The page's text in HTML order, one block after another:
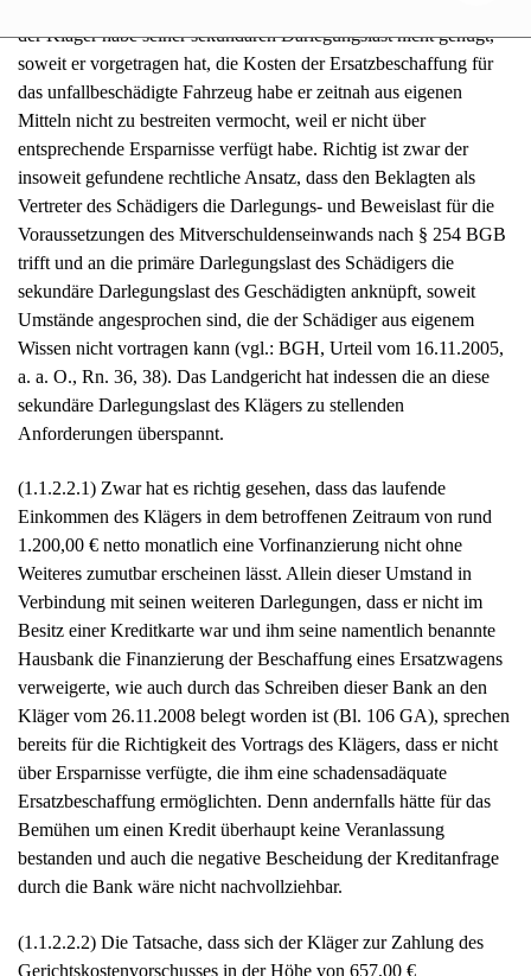
der Kläger habe seiner sekundären Darlegungslast nicht genügt,
soweit er vorgetragen hat, die Kosten der Ersatzbeschaffung für
das unfallbeschädigte Fahrzeug habe er zeitnah aus eigenen
Mitteln nicht zu bestreiten vermocht, weil er nicht über
entsprechende Ersparnisse verfügt habe. Richtig ist zwar der
insoweit gefundene rechtliche Ansatz, dass den Beklagten als
Vertreter des Schädigers die Darlegungs- und Beweislast für die
Voraussetzungen des Mitverschuldenseinwands nach § 254 BGB
trifft und an die primäre Darlegungslast des Schädigers die
sekundäre Darlegungslast des Geschädigten anknüpft, soweit
Umstände angesprochen sind, die der Schädiger aus eigenem
Wissen nicht vortragen kann (vgl.: BGH, Urteil vom 16.11.2005,
a. a. O., Rn. 36, 38). Das Landgericht hat indessen die an diese
sekundäre Darlegungslast des Klägers zu stellenden
Anforderungen überspannt.
(1.1.2.2.1) Zwar hat es richtig gesehen, dass das laufende
Einkommen des Klägers in dem betroffenen Zeitraum von rund
1.200,00 € netto monatlich eine Vorfinanzierung nicht ohne
Weiteres zumutbar erscheinen lässt. Allein dieser Umstand in
Verbindung mit seinen weiteren Darlegungen, dass er nicht im
Besitz einer Kreditkarte war und ihm seine namentlich benannte
Hausbank die Finanzierung der Beschaffung eines Ersatzwagens
verweigerte, wie auch durch das Schreiben dieser Bank an den
Kläger vom 26.11.2008 belegt worden ist (Bl. 106 GA), sprechen
bereits für die Richtigkeit des Vortrags des Klägers, dass er nicht
über Ersparnisse verfügte, die ihm eine schadensadäquate
Ersatzbeschaffung ermöglichten. Denn andernfalls hätte für das
Bemühen um einen Kredit überhaupt keine Veranlassung
bestanden und auch die negative Bescheidung der Kreditanfrage
durch die Bank wäre nicht nachvollziehbar.
(1.1.2.2.2) Die Tatsache, dass sich der Kläger zur Zahlung des
Gerichtskostenvorschusses in der Höhe von 657,00 €